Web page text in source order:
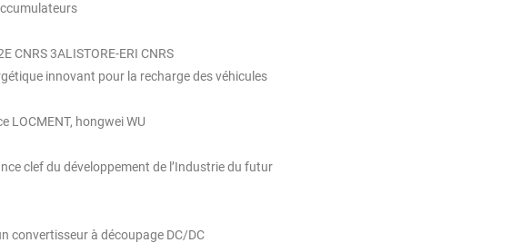
CNRS 3ALISTORE-ERI CNRS
innovant pour la recharge des véhicules
LOCMENT, hongwei WU
clef du développement de l’Industrie du futur
convertisseur à découpage DC/DC